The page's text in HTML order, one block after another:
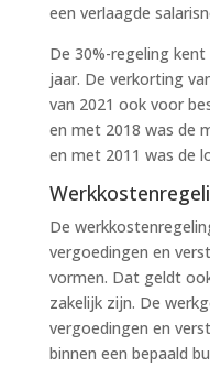
een verlaagde
De 30%-regeling
jaar. De verkorting
van 2021 ook voor
en met 2018 was de
en met 2011 was de
De
vergoedingen en
vormen. Dat geldt
zakelijk zijn. De
vergoedingen en
binnen een bepaald